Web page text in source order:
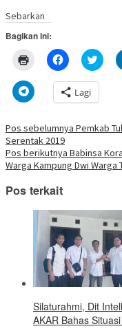
Sebarkan
Bagikan ini:
untuk
di
jendela
yang
Klik
untuk
di
di
baru)
Klik
pada
di
baru)
Klik
untuk
berbagi
Telegram(Membuka
di
jendela
yang
baru)
Lagi
Navigasi
pos
Pos sebelumnya Pemkab
Serentak 2019
Pos berikutnya Babinsa
Warga Kampung Dwi Warga
Pos terkait
Silaturahmi, Dit
AKAR Bahas